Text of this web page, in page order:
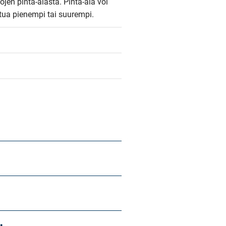
pienempi tai suurempi.